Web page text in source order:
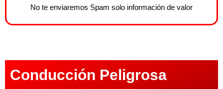
No te enviaremos Spam solo información de valor
Conducción Peligrosa